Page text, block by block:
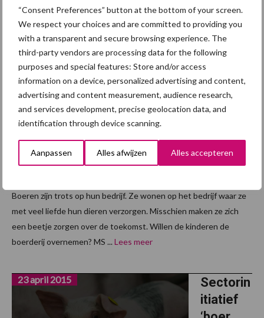
“Consent Preferences” button at the bottom of your screen.
We respect your choices and are committed to providing you
with a transparent and secure browsing experience. The
third-party vendors are processing data for the following
purposes and special features: Store and/or access
information on a device, personalized advertising and content,
advertising and content measurement, audience research,
and services development, precise geolocation data, and
identification through device scanning.
Aanpassen Alles afwijzen Alles accepteren
in een systeem waar je als boer nauwelijks vat op hebt. Voor
deze voorstelling ging Lucas de ...Lees meer
Campag
ne
Schipper
s:
for
Farming
18 juni 2015
Boeren zijn trots op hun bedrijf. Ze wonen op het bedrijf waar ze
met veel liefde hun dieren verzorgen. Misschien maken ze zich
een beetje zorgen over de toekomst. Willen de kinderen de
boerderij overnemen? MS ... Lees meer
Sectorin
itiatief
23 april 2015